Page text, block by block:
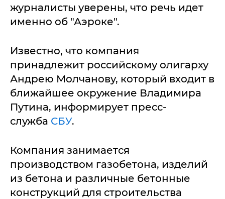
журналисты уверены, что речь идет
именно об "Аэроке".
Известно, что компания
принадлежит российскому олигарху
Андрею Молчанову, который входит в
ближайшее окружение Владимира
Путина, информирует пресс-
служба СБУ.
Компания занимается
производством газобетона, изделий
из бетона и различные бетонные
конструкций для строительства